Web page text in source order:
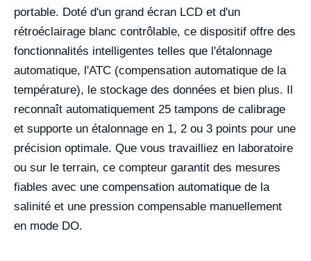
portable. Doté d'un grand écran LCD et d'un
rétroéclairage blanc contrôlable, ce dispositif offre des
fonctionnalités intelligentes telles que l'étalonnage
automatique, l'ATC (compensation automatique de la
température), le stockage des données et bien plus. Il
reconnaît automatiquement 25 tampons de calibrage
et supporte un étalonnage en 1, 2 ou 3 points pour une
précision optimale. Que vous travailliez en laboratoire
ou sur le terrain, ce compteur garantit des mesures
fiables avec une compensation automatique de la
salinité et une pression compensable manuellement
en mode DO.